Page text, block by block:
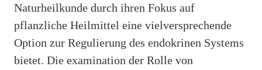
Naturheilkunde durch ihren Fokus auf
pflanzliche Heilmittel eine vielversprechende
Option zur Regulierung des endokrinen Systems
bietet. Die examination der Rolle von